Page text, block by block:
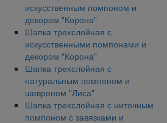
искусственным помпоном и
декором "Корона"
Шапка трехслойная с
искусственными помпонами и
декором "Корона"
Шапка трехслойная с
натуральным помпоном и
шевроном "Лиса"
Шапка трехслойная с ниточным
помпоном с завязками и